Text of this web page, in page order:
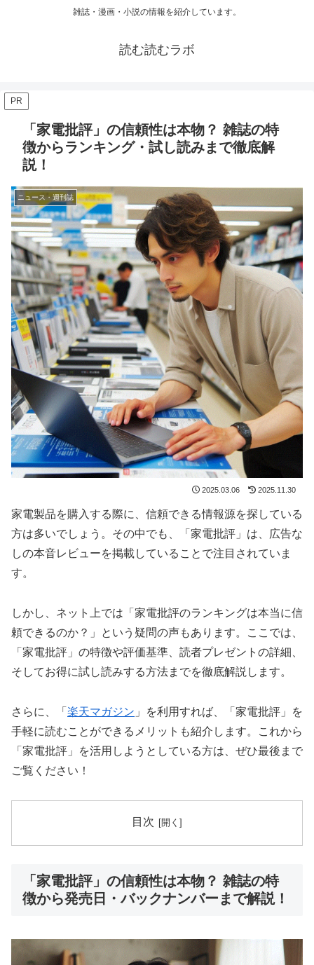
雑誌・漫画・小説の情報を紹介しています。
読む読むラボ
PR
「家電批評」の信頼性は本物？ 雑誌の特
徴からランキング・試し読みまで徹底解
説！
ニュース・週刊誌
2025.03.06 2025.11.30
家電製品を購入する際に、信頼できる情報源を探している
方は多いでしょう。その中でも、「家電批評」は、広告な
しの本音レビューを掲載していることで注目されていま
す。
しかし、ネット上では「家電批評のランキングは本当に信
頼できるのか？」という疑問の声もあります。ここでは、
「家電批評」の特徴や評価基準、読者プレゼントの詳細、
そしてお得に試し読みする方法までを徹底解説します。
さらに、「 楽天マガジン 」を利用すれば、「家電批評」を
手軽に読むことができるメリットも紹介します。これから
「家電批評」を活用しようとしている方は、ぜひ最後まで
ご覧ください！
目次
「家電批評」の信頼性は本物？ 雑誌の特
徴から発売日・バックナンバーまで解説！